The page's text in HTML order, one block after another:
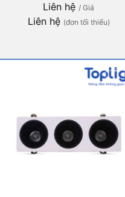
Liên hệ/ Giá
Liên hệ (đơn tối thiểu)